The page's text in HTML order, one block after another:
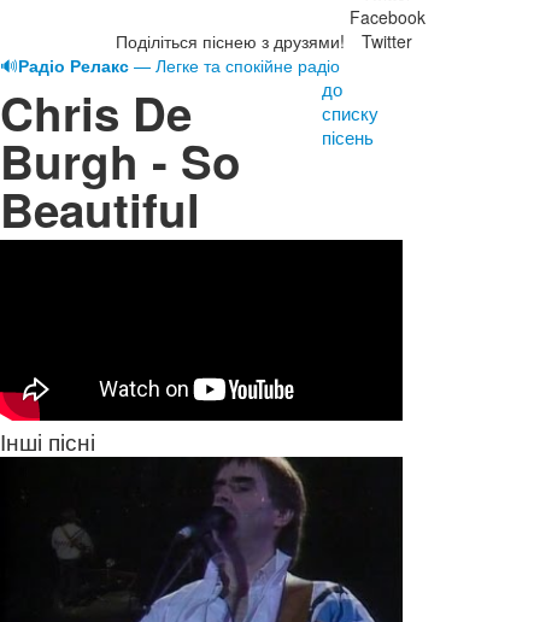
Поділіться піснею з друзями!
Facebook
Twitter
🔊Радіо Релакс — Легке та спокійне радіо
Chris De
Burgh - So
Beautiful
до
списку
пісень
Інші пісні